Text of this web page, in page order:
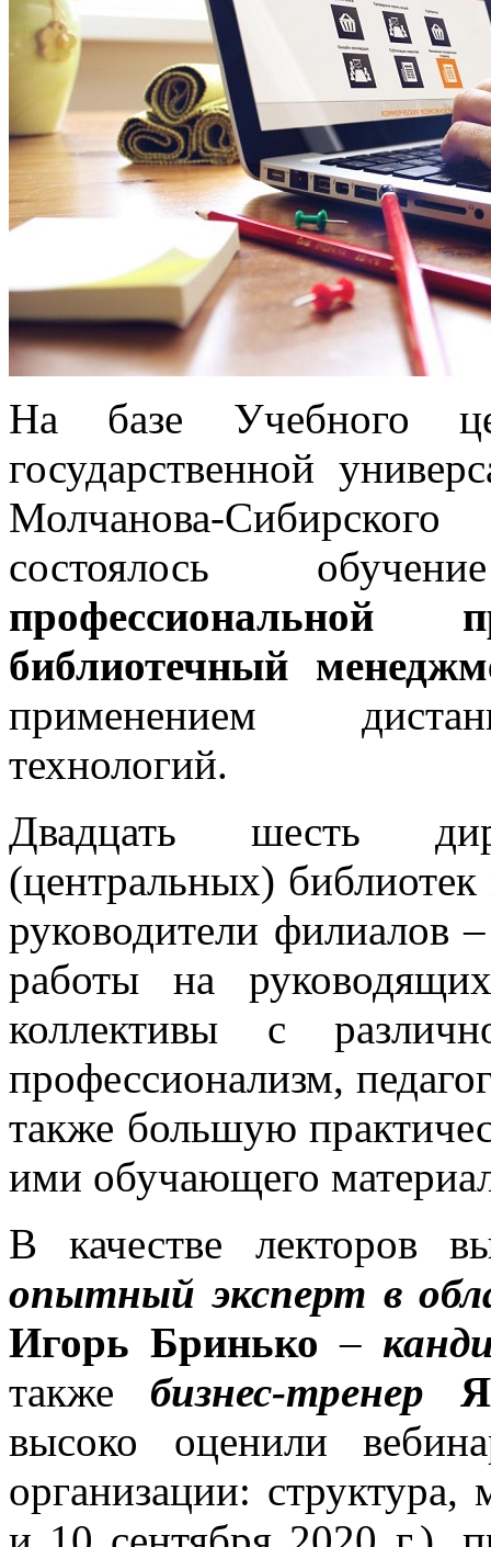
На базе Учебного
государственной
Молчанова-Сибирского
состоялось
профессиональной
библиотечный
применением
технологий.
Двадцать шесть
(центральных)
руководители филиалов
работы на
коллективы с
профессионализм,
также большую
ими обучающего
В качестве лекторов
опытный эксперт в
Игорь Бринько –
также бизнес-тренер
высоко оценили
организации: